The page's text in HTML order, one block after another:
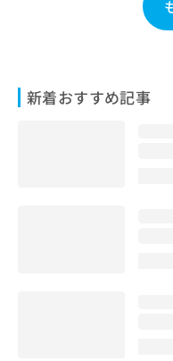
新着おすすめ記事
せ